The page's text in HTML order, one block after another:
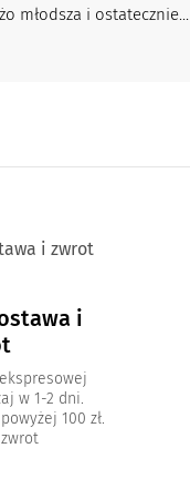
młodsza i ostatecznie...
i
w 1-2 dni.
100 zł.
zwrot